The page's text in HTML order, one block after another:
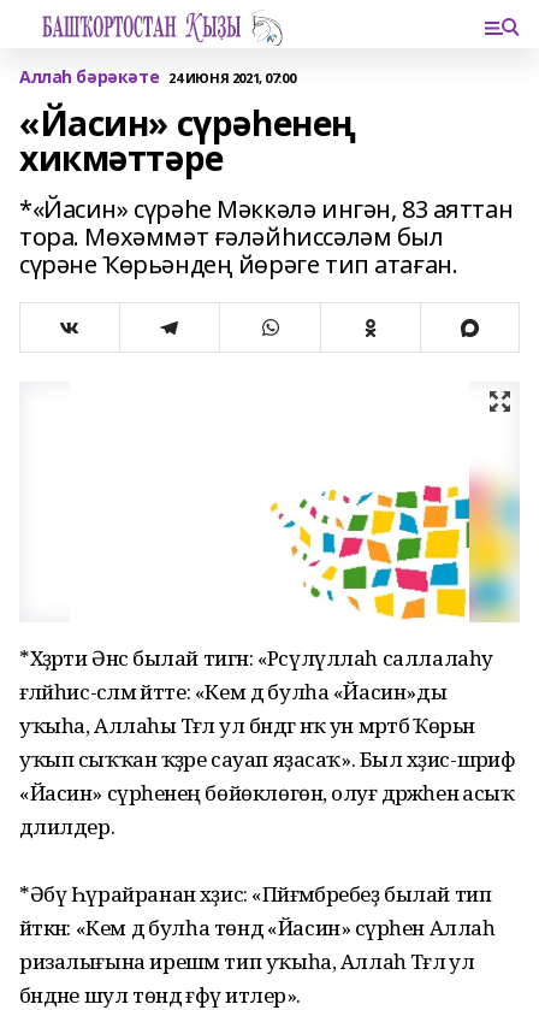
Аллаһ бәрәкәте 24 ИЮНЯ 2021, 07:00
«Йасин» сүрәһенең
хикмәттәре
*«Йасин» сүрәһе Мәккәлә ингән, 83 аяттан
тора. Мөхәммәт ғәләйһиссәләм был
сүрәне Ҡөрьәндең йөрәге тип атаған.
*Хәҙрәти Әнәс былай тигән: «Рәсүлүллаһ саллалаһу
ғәләйһис-сәләм әйтте: «Кем дә булһа «Йасин»ды
уҡыһа, Аллаһы Тәғәлә ул бәндәгә нәҡ ун мәртәбә Ҡөрьән
уҡып сыҡҡан ҡәҙәре сауап яҙасаҡ». Был хәҙис-шәриф
«Йасин» сүрәһенең бөйөклөгөнә, олуғ дәрәжәһенә асыҡ
дәлилдер.
*Әбү Һүрайранан хәҙис: «Пәйғәмбәребеҙ былай тип
әйткән: «Кем дә булһа төндә «Йасин» сүрәһен Аллаһ
ризалығына ирешәм тип уҡыһа, Аллаһ Тәғәлә ул
бәндәне шул төндә ғәфү итәлер».